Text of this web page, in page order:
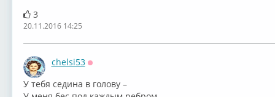
3
20.11.2016 14:25
chelsi53
⁣У тебя седина в голову –